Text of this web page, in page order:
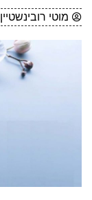
מוטי רובינשטיין